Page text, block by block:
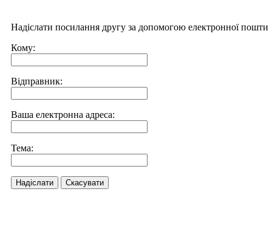
Надіслати посилання другу за допомогою електронної пошти
Кому:
Відправник:
Ваша електронна адреса:
Тема:
Надіслати Скасувати